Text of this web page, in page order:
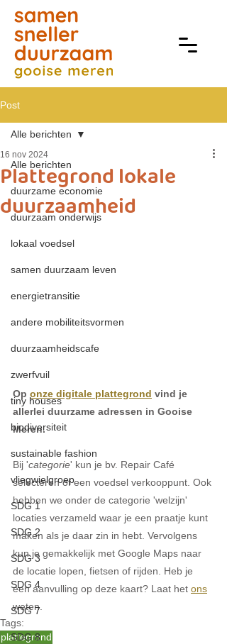
Post
Alle berichten
duurzame economie
duurzaam onderwijs
lokaal voedsel
samen duurzaam leven
energietransitie
andere mobiliteitsvormen
duurzaamheidscafe
zwerfvuil
tiny houses
biodiversiteit
sustainable fashion
vliegwielgroep
SDG 1
SDG 2
SDG 3
SDG 4
SDG 7
SDG 8
Alle berichten
Plattegrond lokale
duurzaamheid
16 nov 2024
Op onze digitale plattegrond vind je
allerlei duurzame adressen in Gooise
Meren.
Bij 'categorie' kun je bv. Repair Café
selecteren of een voedsel verkooppunt. Ook
hebben we onder de categorie 'welzijn'
locaties verzameld waar je een praatje kunt
maken als je daar zin in hebt. Vervolgens
kun je gemakkelijk met Google Maps naar
de locatie lopen, fietsen of rijden. Heb je
een aanvulling op deze kaart? Laat het ons
weten.
Tags:
plattegrond